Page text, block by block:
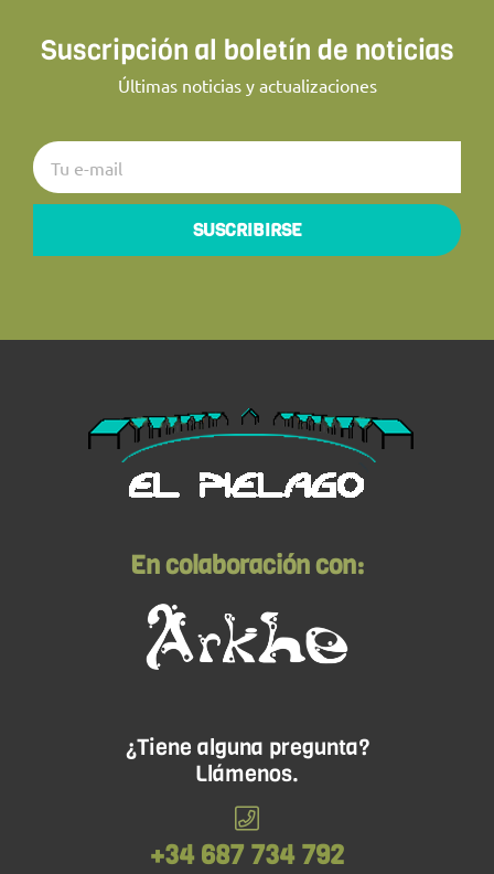
Suscripción al boletín de noticias
Últimas noticias y actualizaciones
SUSCRIBIRSE
En colaboración con:
¿Tiene alguna pregunta?
Llámenos.
+34 687 734 792